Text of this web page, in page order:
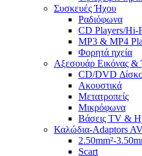
Συσκευές Ήχου
Ραδιόφωνα
CD Players/Hi-
MP3 & MP4
Φορητά ηχεία
Αξεσουάρ Εικόνας
CD/DVD
Ακουστικά
Μετατροπείς
Μικρόφωνα
Βάσεις TV &
Καλώδια-Adaptors
2.50mm²-
Scart